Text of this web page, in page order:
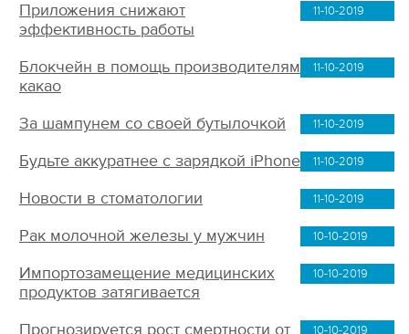
11-10-2019
Приложения снижают
эффективность работы
11-10-2019
Блокчейн в помощь производителям
какао
11-10-2019
За шампунем со своей бутылочкой
11-10-2019
Будьте аккуратнее с зарядкой iPhone
11-10-2019
Новости в стоматологии
10-10-2019
Рак молочной железы у мужчин
10-10-2019
Импортозамещение медицинских
продуктов затягивается
10-10-2019
Прогнозируется рост смертности от